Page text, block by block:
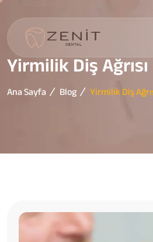
Yirmilik Diş Ağrısı
Ana Sayfa Blog Yirmilik Diş